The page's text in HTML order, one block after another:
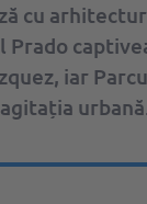
cu
Prado
iar